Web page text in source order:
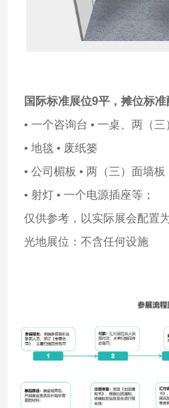
国际标准展位9平，摊位标准
• 一个咨询台 • 一桌、两（三
• 地毯 • 废纸篓
• 公司楣板 • 两（三）面墙板
• 射灯 • 一个电源插座等；
仅供参考，以实际展会配置
光地展位：不含任何设施